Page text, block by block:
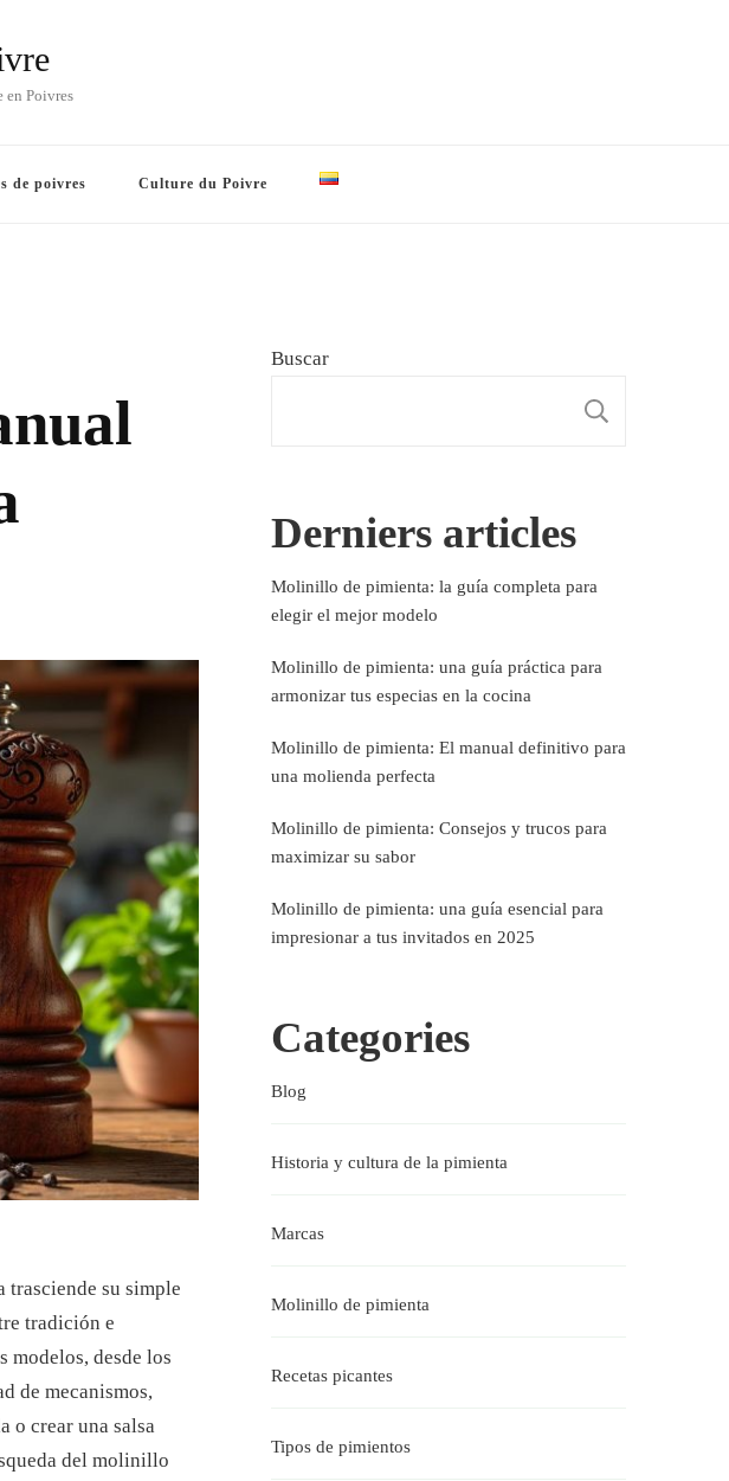
en Poivres
de poivres Culture du Poivre
trasciende su simple
tradición e
desde los
de mecanismos,
o crear una salsa
del molinillo
Buscar
Derniers articles
Molinillo de pimienta: la guía completa para
elegir el mejor modelo
Molinillo de pimienta: una guía práctica para
armonizar tus especias en la cocina
Molinillo de pimienta: El manual definitivo para
una molienda perfecta
Molinillo de pimienta: Consejos y trucos para
maximizar su sabor
Molinillo de pimienta: una guía esencial para
impresionar a tus invitados en 2025
Categories
Blog
Historia y cultura de la pimienta
Marcas
Molinillo de pimienta
Recetas picantes
Tipos de pimientos